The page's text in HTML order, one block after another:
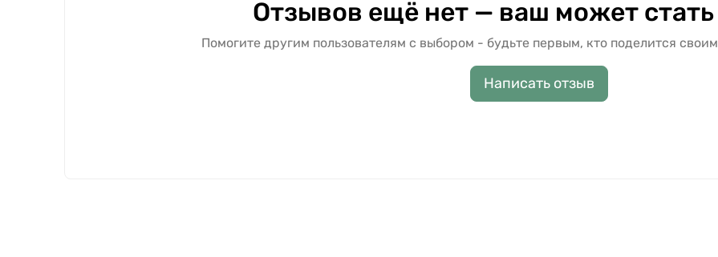
Отзывов ещё нет — ваш может
Помогите другим пользователям с выбором - будьте первым, кто поделится
Написать отзыв